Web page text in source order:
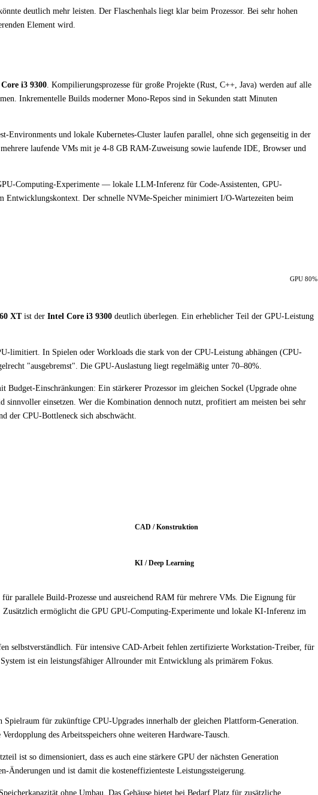
deutlich mehr leisten. Der Flaschenhals liegt klar beim Prozessor. Bei sehr hohen
Element wird.
i3 9300. Kompilierungsprozesse für große Projekte (Rust, C++, Java) werden auf alle
Inkrementelle Builds moderner Mono-Repos sind in Sekunden statt Minuten
Environments und lokale Kubernetes-Cluster laufen parallel, ohne sich gegenseitig in der
laufende VMs mit je 4-8 GB RAM-Zuweisung sowie laufende IDE, Browser und
Computing-Experimente — lokale LLM-Inferenz für Code-Assistenten, GPU-
Entwicklungskontext. Der schnelle NVMe-Speicher minimiert I/O-Wartezeiten beim
GPU 80%
XTist der Intel Core i3 9300 deutlich überlegen. Ein erheblicher Teil der GPU-Leistung
limitiert. In Spielen oder Workloads die stark von der CPU-Leistung abhängen (CPU-
"ausgebremst". Die GPU-Auslastung liegt regelmäßig unter 70–80%.
Einschränkungen: Ein stärkerer Prozessor im gleichen Sockel (Upgrade ohne
sinnvoller einsetzen. Wer die Kombination dennoch nutzt, profitiert am meisten bei sehr
der CPU-Bottleneck sich abschwächt.
CAD / Konstruktion
KI / Deep Learning
parallele Build-Prozesse und ausreichend RAM für mehrere VMs. Die Eignung für
ermöglicht die GPU GPU-Computing-Experimente und lokale KI-Inferenz im
selbstverständlich. Für intensive CAD-Arbeit fehlen zertifizierte Workstation-Treiber, für
ist ein leistungsfähiger Allrounder mit Entwicklung als primärem Fokus.
Spielraum für zukünftige CPU-Upgrades innerhalb der gleichen Plattform-Generation.
des Arbeitsspeichers ohne weiteren Hardware-Tausch.
ist so dimensioniert, dass es auch eine stärkere GPU der nächsten Generation
und ist damit die kosteneffizienteste Leistungssteigerung.
ohne Umbau. Das Gehäuse bietet bei Bedarf Platz für zusätzliche